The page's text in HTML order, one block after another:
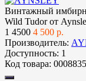
Винтажный
Wild Tudor от
1 4500 4 500 р.
Производитель:
Доступность: 1
Код товара: 0008835